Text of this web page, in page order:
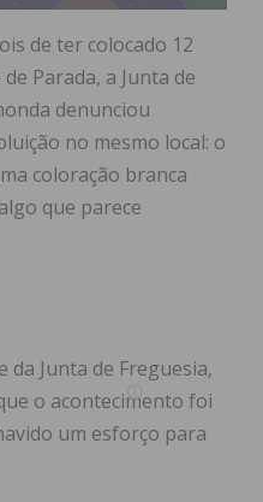
de ter colocado 12
Parada, a Junta de
denunciou
no mesmo local: o
coloração branca
que parece
da Junta de Freguesia,
o acontecimento foi
um esforço para